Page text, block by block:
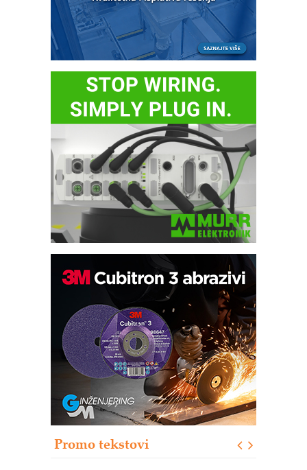
Promo tekstovi
IB BLUMENAUER - više od 40 godina
poverenja u industriji
COMBYPACK
RMQ-TITAN ADVANCED INDICATOR
– Pametna signalizacija za efikasnije
upravljanje mašinama
Sigurnije ispitivanje transformatora u
solarnim elektranama i vetroparkovima
Pranje točkova na gradilištu- standard
modernog i odgovornog građenja
ROSA i SCHUNK podižu proizvodnju